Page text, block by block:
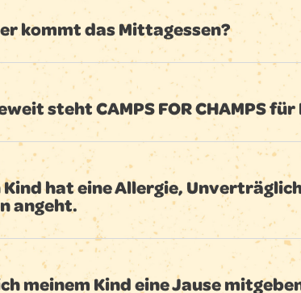
kommt das Mittagessen?
steht CAMPS FOR CHAMPS
Kind hat eine Allergie,
angeht.
meinem Kind eine Jause